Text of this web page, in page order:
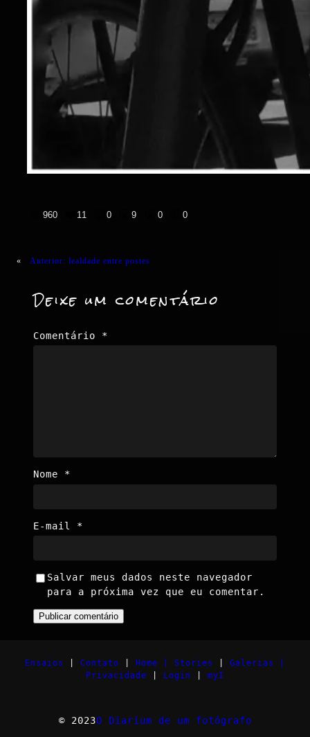
960 11 0 9 0 0
« Anterior: lealdade entre postes
Deixe um comentário
Comentário *
Nome *
E-mail *
Salvar meus dados neste navegador
para a próxima vez que eu comentar.
Ensaios Contato Home | Stories
Galerias |
Privacidade
Login myI
© 2023O Diarium de um fotógrafo